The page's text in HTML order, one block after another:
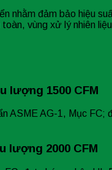
nhằm đảm bảo hiệu
vùng xử lý nhiên
lượng 1500 CFM
ASME AG-1, Mục FC;
lượng 2000 CFM